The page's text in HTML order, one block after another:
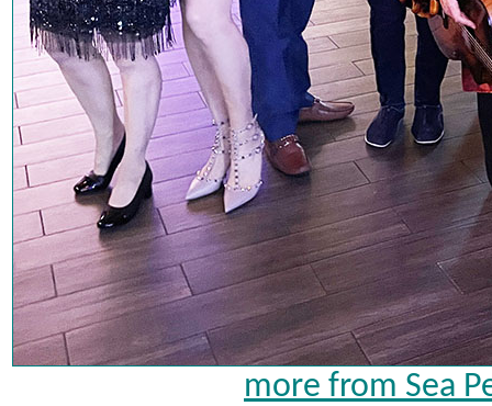
more from Sea